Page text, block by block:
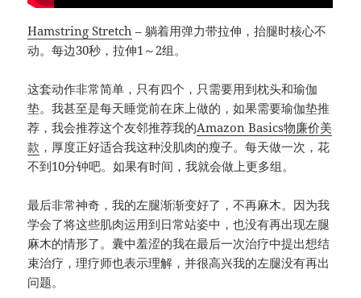
Hamstring Stretch – 躺着用弹力带拉伸，抬腿时核心不
动。每边30秒，拉伸1～2组。
这套动作非常简单，只有四个，只需要用到枕头和瑜伽
垫。我甚至是每天睡觉前在床上做的，如果需要瑜伽垫推
荐，我会推荐这个友邻推荐我的Amazon Basics物廉价美
款 ，厚度正好适合我这种没肌肉的瘦子。每天做一次，花
不到10分钟吧。如果有时间，我就会做上更多组。
最后非常神奇，我的左腿渐渐变好了，不再麻木。因为我
学会了将这些肌肉运用到日常站姿中，也没有再出现左腿
麻木的情形了。囊中羞涩的我在最后一次治疗中提出想结
束治疗，理疗师也表示理解，并很高兴我的左腿没有再出
问题。